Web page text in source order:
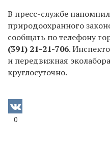
В пресс-службе
природоохранного
сообщать по телефону
(391) 21-21-706.
и передвижная
круглосуточно.
0